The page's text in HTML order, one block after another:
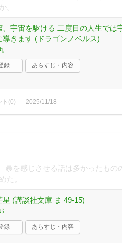
。
、宇宙を駆ける 二度目の人生では
導きます (ドラゴンノベルス)
録 あらすじ・内容
ト(0) 2025/11/18
暴を感じさせる話は多かったもの
た。
星 (講談社文庫 ま 49-15)
録 あらすじ・内容